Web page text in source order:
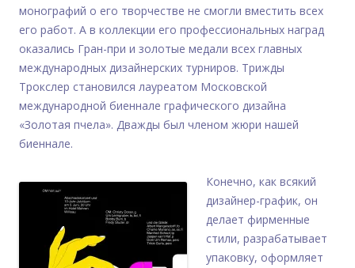
монографий о его творчестве не смогли вместить всех
его работ. А в коллекции его профессиональных наград
оказались Гран-при и золотые медали всех главных
международных дизайнерских турниров. Трижды
Трокслер становился лауреатом Московской
международной биеннале графического дизайна
«Золотая пчела». Дважды был членом жюри нашей
биеннале.
Конечно, как всякий
дизайнер-график, он
делает фирменные
стили, разрабатывает
упаковку, оформляет